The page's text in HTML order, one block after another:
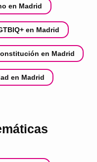
en Madrid
en Madrid
en Madrid
en Madrid